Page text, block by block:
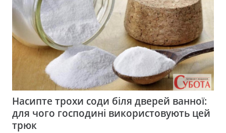
Насипте трохи соди біля дверей ванної:
для чого господині використовують цей
трюк